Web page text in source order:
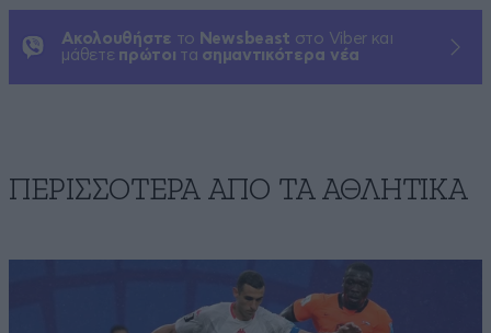
Ακολουθήστε το Newsbeast στο Viber και
μάθετε πρώτοι τα σημαντικότερα νέα
ΠΕΡΙΣΣΟΤΕΡΑ ΑΠΟ ΤA ΑΘΛΗΤΙΚΑ